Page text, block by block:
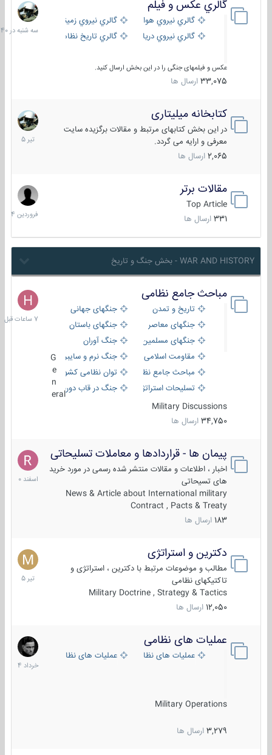
گالري عكس و فيلم
گالري نيروي هوايي
گالري نيروي زميني
گالري نيروي دريايي
گالري تاریخ نظامی
عکس و فیلمهای جنگی را در این بخش ارسال کنید.
33,075 ارسال ها
سه
شنبه
در
کتابخانه میلیتاری
در این بخش کتابهای مرتبط و مقالات برگزیده سایت
معرفی و ارایه می گردد.
2,065 ارسال ها
16
تیر
1405
مقالات برتر
Top Article
331 ارسال ها
29
فروردین
1404
WAR AND HISTORY - بخش جنگ و تاریخ
مباحث جامع نظامی
تاریخ و تمدن
جنگهای جهانی
جنگهای معاصر
جنگهای باستان
جنگهای مسلمین
جنگ آوران
مقاومت اسلامی
جنگ نرم و سایبری
مباحث جامع نظامی
توان نظامی کشورها
تسلیحات استراتژیک
جنگ در قاب دوربین
eral
Military Discussions
34,750 ارسال ها
7
ساعات
قبل
پیمان ها - قراردادها و معاملات تسلیحاتی
اخبار ، اطلاعات و مقالات منتشر شده رسمی در مورد خرید
های تسیحاتی
News & Article about International military
Contract , Pacts & Treaty
183 ارسال ها
7
اسفند
1400
دکترین و استراتژی
مطالب و موضوعات مرتبط با دکترین ، استراتژی و
تاکتیکهای نظامی
Military Doctrine , Strategy & Tactics
12,050 ارسال ها
27
تیر
1405
عملیات های نظامی
عملیات های نظامی ایرانعملیات های نظامی خارجی
Military Operations
3,279 ارسال ها
5
خرداد
1404